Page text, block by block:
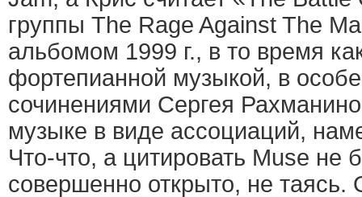
группы The Rage Against The
альбомом 1999 г., в то время
фортепианной музыкой, в
сочинениями Сергея
музыке в виде ассоциаций,
Что-что, а цитировать Muse не
совершенно открыто, не